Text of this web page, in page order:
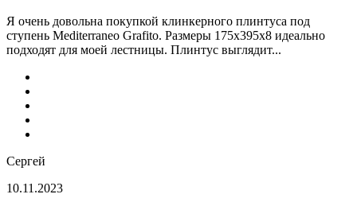
Я очень довольна покупкой клинкерного плинтуса под
ступень Mediterraneo Grafito. Размеры 175х395х8 идеально
подходят для моей лестницы. Плинтус выглядит...
Сергей
10.11.2023